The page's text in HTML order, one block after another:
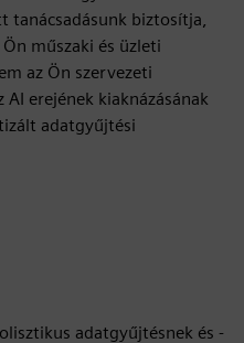
tanácsadásunk biztosítja,
műszaki és üzleti
az Ön szervezeti
erejének kiaknázásának
adatgyűjtési
adatgyűjtésnek és -